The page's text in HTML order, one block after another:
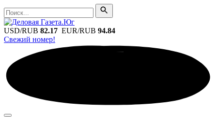
Поиск
Поиск
USD/RUB 82.17 EUR/RUB 94.84
Свежий номер!